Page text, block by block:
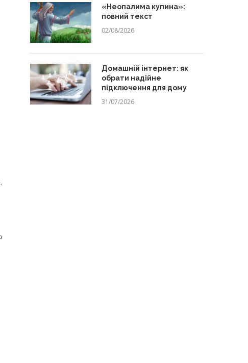
«Неопалима купина»:
повний текст
02/08/2026
Домашній інтернет: як
обрати надійне
підключення для дому
31/07/2026